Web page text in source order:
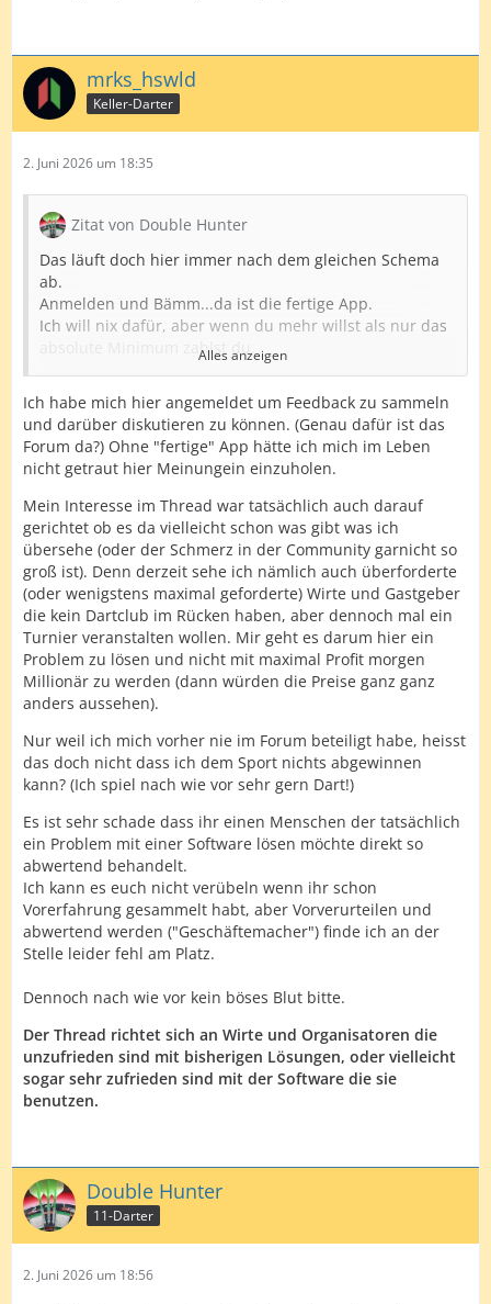
mrks_hswld
Keller-Darter
2. Juni 2026 um 18:35
Zitat von Double Hunter
Das läuft doch hier immer nach dem gleichen Schema
ab.
Anmelden und Bämm...da ist die fertige App.
Ich will nix dafür, aber wenn du mehr willst als nur das
absolute Minimum zahlst du.
Außer im Thread in dem die eigene App angepriesen
Interesse an irgendwelchen anderen Themen, noch
nicht mal der geringste Hinweis darauf dass man sich
überhaupt für den Sport interessiert.
Herkommen, verkaufen wollen und wieder in der
Versenkung verschwinden.
Haben wir schon mehrfach gehabt und Keinen hats
interessiert.
Wird schon seinen Grund haben warum dir hier bislang
nur ein Mitglied (außer mir)überhaupt geantwortet hat.
Alles anzeigen
Ich habe mich hier angemeldet um Feedback zu sammeln
und darüber diskutieren zu können. (Genau dafür ist das
Forum da?) Ohne "fertige" App hätte ich mich im Leben
nicht getraut hier Meinungein einzuholen.
Mein Interesse im Thread war tatsächlich auch darauf
gerichtet ob es da vielleicht schon was gibt was ich
übersehe (oder der Schmerz in der Community garnicht so
groß ist). Denn derzeit sehe ich nämlich auch überforderte
(oder wenigstens maximal geforderte) Wirte und Gastgeber
die kein Dartclub im Rücken haben, aber dennoch mal ein
Turnier veranstalten wollen. Mir geht es darum hier ein
Problem zu lösen und nicht mit maximal Profit morgen
Millionär zu werden (dann würden die Preise ganz ganz
anders aussehen).
Nur weil ich mich vorher nie im Forum beteiligt habe, heisst
das doch nicht dass ich dem Sport nichts abgewinnen
kann? (Ich spiel nach wie vor sehr gern Dart!)
Es ist sehr schade dass ihr einen Menschen der tatsächlich
ein Problem mit einer Software lösen möchte direkt so
abwertend behandelt.
Ich kann es euch nicht verübeln wenn ihr schon
Vorerfahrung gesammelt habt, aber Vorverurteilen und
abwertend werden ("Geschäftemacher") finde ich an der
Stelle leider fehl am Platz.
Dennoch nach wie vor kein böses Blut bitte.
Der Thread richtet sich an Wirte und Organisatoren die
unzufrieden sind mit bisherigen Lösungen, oder vielleicht
sogar sehr zufrieden sind mit der Software die sie
benutzen.
Double Hunter
11-Darter
2. Juni 2026 um 18:56